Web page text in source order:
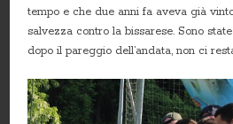
tempo e che due anni fa aveva già
salvezza contro la bissarese. Sono
dopo il pareggio dell’andata, non ci